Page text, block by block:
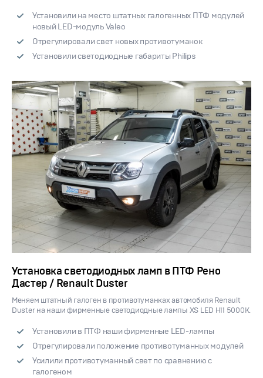
Установили на место штатных галогенных ПТФ модулей
новый LED-модуль Valeo
Отрегулировали свет новых противотуманок
Установили светодиодные габариты Philips
Установка светодиодных ламп в ПТФ Рено
Дастер / Renault Duster
Меняем штатный галоген в противотуманках автомобиля Renault
Duster на наши фирменные светодиодные лампы XS LED H11 5000K.
Установили в ПТФ наши фирменные LED-лампы
Отрегулировали положение противотуманных модулей
Усилили противотуманный свет по сравнению с
галогеном